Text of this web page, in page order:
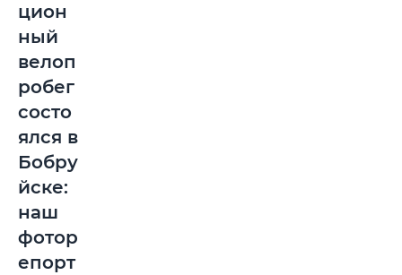
цион
ный
велоп
робег
состо
ялся в
Бобру
йске:
наш
фотор
епорт